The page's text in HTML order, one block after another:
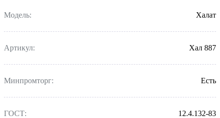
Модель: Халат
Артикул: Хал 887
Минпромторг: Есть
ГОСТ: 12.4.132-83